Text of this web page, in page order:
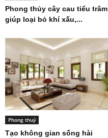
Phong thủy cây cau tiểu trâm
giúp loại bỏ khí xấu,...
Phong thuỷ
Tạo không gian sống hài